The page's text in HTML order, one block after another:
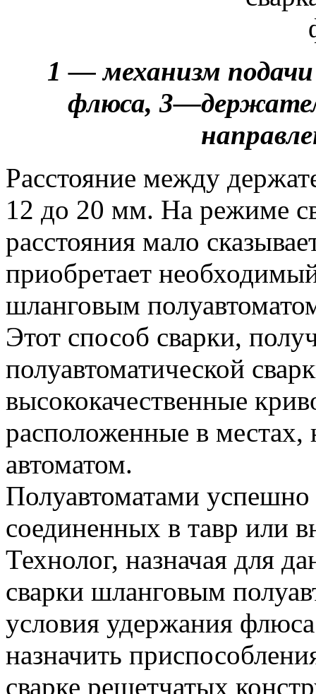
1 — механизм
флюса,
Расстояние между
12 до 20 мм. На режиме
расстояния мало
приобретает
шланговым
Этот способ сварки,
полуавтоматической
высококачественные
расположенные в местах,
автоматом.
Полуавтоматами успешно
соединенных в тавр или
Технолог, назначая для
сварки шланговым
условия удержания
назначить
сварке решетчатых